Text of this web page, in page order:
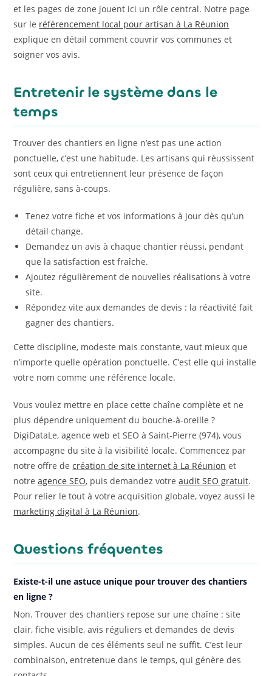
et les pages de zone jouent ici un rôle central. Notre page
sur le référencement local pour artisan à La Réunion
explique en détail comment couvrir vos communes et
soigner vos avis.
Entretenir le système dans le
temps
Trouver des chantiers en ligne n’est pas une action
ponctuelle, c’est une habitude. Les artisans qui réussissent
sont ceux qui entretiennent leur présence de façon
régulière, sans à-coups.
Tenez votre fiche et vos informations à jour dès qu’un
détail change.
Demandez un avis à chaque chantier réussi, pendant
que la satisfaction est fraîche.
Ajoutez régulièrement de nouvelles réalisations à votre
site.
Répondez vite aux demandes de devis : la réactivité fait
gagner des chantiers.
Cette discipline, modeste mais constante, vaut mieux que
n’importe quelle opération ponctuelle. C’est elle qui installe
votre nom comme une référence locale.
Vous voulez mettre en place cette chaîne complète et ne
plus dépendre uniquement du bouche-à-oreille ?
DigiDataLe, agence web et SEO à Saint-Pierre (974), vous
accompagne du site à la visibilité locale. Commencez par
notre offre decréation de site internet à La Réunion et
notreagence SEO, puis demandez votreaudit SEO gratuit.
Pour relier le tout à votre acquisition globale, voyez aussi le
marketing digital à La Réunion.
Questions fréquentes
Existe-t-il une astuce unique pour trouver des chantiers
en ligne ?
Non. Trouver des chantiers repose sur une chaîne : site
clair, fiche visible, avis réguliers et demandes de devis
simples. Aucun de ces éléments seul ne suffit. C’est leur
combinaison, entretenue dans le temps, qui génère des